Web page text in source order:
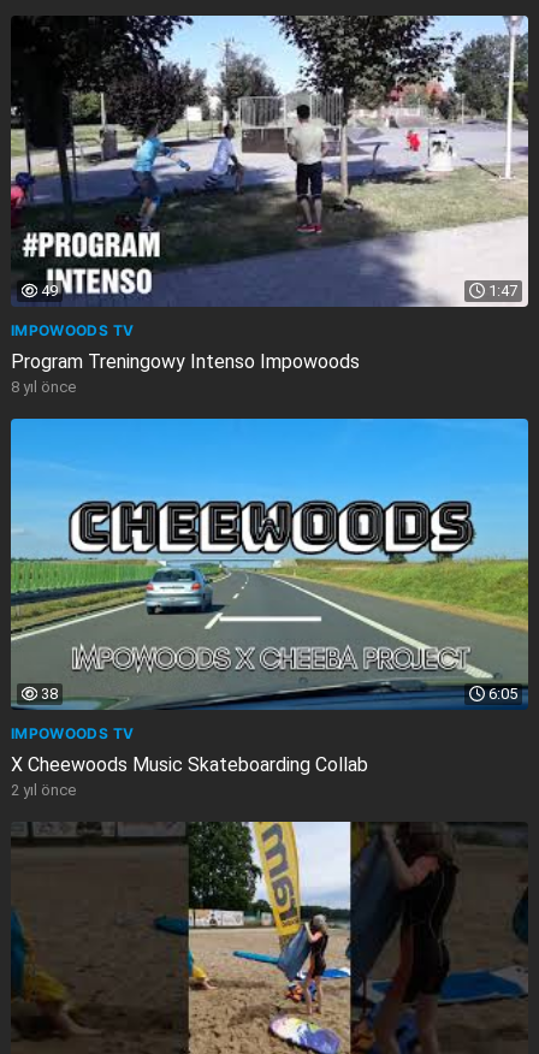
1:47
49
IMPOWOODS TV
Program Treningowy Intenso Impowoods
8 yıl önce
6:05
38
IMPOWOODS TV
X Cheewoods Music Skateboarding Collab
2 yıl önce